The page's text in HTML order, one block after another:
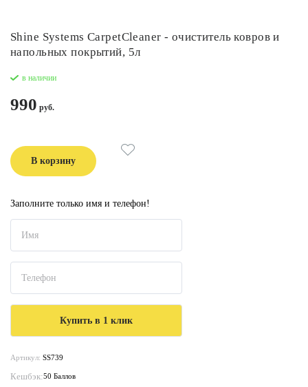
Shine Systems CarpetCleaner - очиститель ковров и
напольных покрытий, 5л
в наличии
990
В корзину
Заполните только имя и телефон!
Артикул: SS739
Кешбэк:50 Баллов